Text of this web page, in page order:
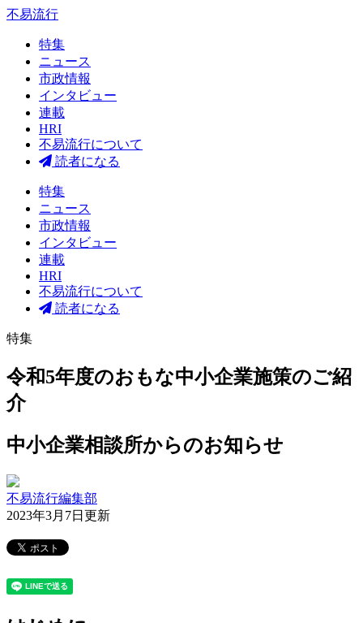
不易流行
特集
ニュース
市政情報
インタビュー
連載
HRI
不易流行について
読者になる
特集
ニュース
市政情報
インタビュー
連載
HRI
不易流行について
読者になる
特集
令和5年度のおもな中小企業施策のご紹
介
中小企業相談所からのお知らせ
不易流行編集部
2023年3月7日更新